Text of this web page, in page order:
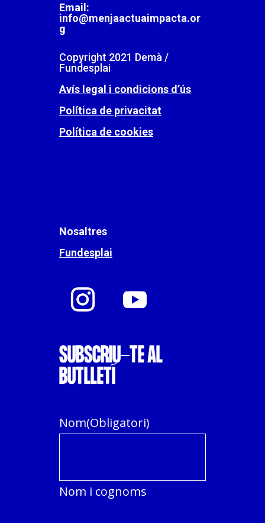
Email:
info@menjaactuaimpacta.or
g
Copyright 2021 Demà /
Fundesplai
Avís legal i condicions d’ús
Política de privacitat
Política de cookies
Nosaltres
Fundesplai
SUBSCRIU-TE AL
BUTLLETÍ
Nom(Obligatori)
Nom i cognoms